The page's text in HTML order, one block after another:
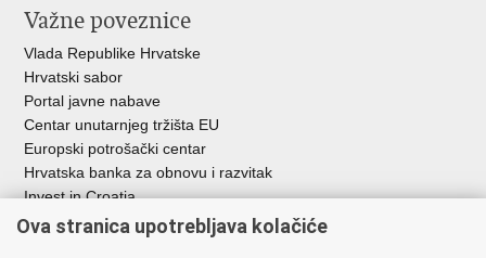
Važne poveznice
Vlada Republike Hrvatske
Hrvatski sabor
Portal javne nabave
Centar unutarnjeg tržišta EU
Europski potrošački centar
Hrvatska banka za obnovu i razvitak
Invest in Croatia
Europska banka za obnovu i razvoj
Ova stranica upotrebljava kolačiće